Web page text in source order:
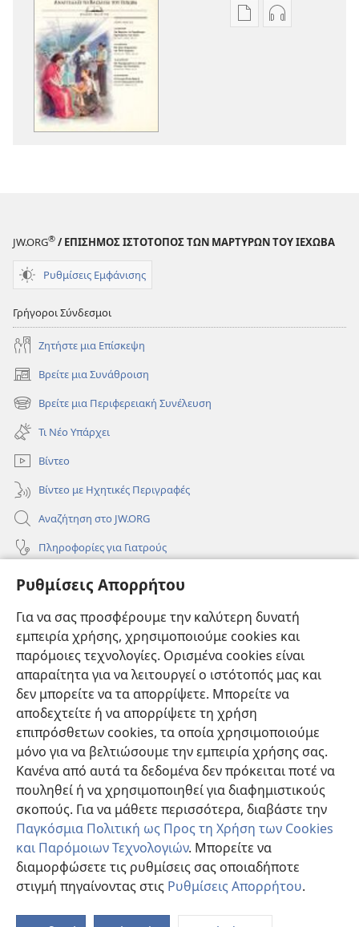
Ρυθμίσεις Απορρήτου
Για να σας προσφέρουμε την καλύτερη δυνατή
εμπειρία χρήσης, χρησιμοποιούμε cookies και
παρόμοιες τεχνολογίες. Ορισμένα cookies είναι
απαραίτητα για να λειτουργεί ο ιστότοπός μας και
δεν μπορείτε να τα απορρίψετε. Μπορείτε να
αποδεχτείτε ή να απορρίψετε τη χρήση
επιπρόσθετων cookies, τα οποία χρησιμοποιούμε
μόνο για να βελτιώσουμε την εμπειρία χρήσης σας.
Κανένα από αυτά τα δεδομένα δεν πρόκειται ποτέ να
πουληθεί ή να χρησιμοποιηθεί για διαφημιστικούς
σκοπούς. Για να μάθετε περισσότερα, διαβάστε την
Παγκόσμια Πολιτική ως Προς τη Χρήση των Cookies
και Παρόμοιων Τεχνολογιών. Μπορείτε να
διαμορφώσετε τις ρυθμίσεις σας οποιαδήποτε
στιγμή πηγαίνοντας στις Ρυθμίσεις Απορρήτου.
ΕπιλογέςΕπιλογές
JW.ORG® / ΕΠΙΣΗΜΟΣ ΙΣΤΟΤΟΠΟΣ ΤΩΝ ΜΑΡΤΥΡΩΝ ΤΟΥ ΙΕΧΩΒΑ
Ρυθμίσεις Εμφάνισης
Γρήγοροι Σύνδεσμοι
Ζητήστε μια Επίσκεψη
Βρείτε μια Συνάθροιση
(ανοίγει
νέο
παράθυρο)
Βρείτε μια Περιφερειακή Συνέλευση
(ανοίγει
νέο
παράθυρο)
Τι Νέο Υπάρχει
Βίντεο
Βίντεο με Ηχητικές Περιγραφές
Αναζήτηση στο JW.ORG
Πληροφορίες για Γιατρούς
Πληροφορίες για Επίσημους Φορείς και ΜΜΕ
Συνεισφορές
(ανοίγει
παράθυρο)ΔΙΑΔΙΚΤΥΑΚΗ ΒΙΒΛΙΟΘΗΚΗ της Σκοπιάς™
(ανοίγει
νέο
παράθυρο)
JW Hub ®
(ανοίγει
νέο
παράθυρο)JW Library®
Βιβλιοθήκη της Σκοπιάς
Copyright
© 2026 Watch Tower Bible and Tract Society of Pennsylvania.
ΟΡΟΙ ΧΡΗΣΗΣ |ΠΟΛΙΤΙΚΗ ΑΠΟΡΡΗΤΟΥ |ΡΥΘΜΙΣΕΙΣ ΑΠΟΡΡΗΤΟΥ